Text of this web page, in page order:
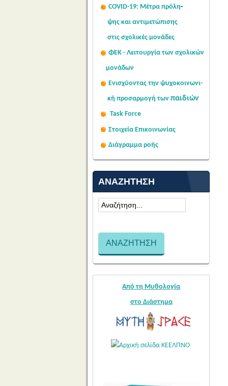
υπογεγραμμένο το με αριθμό
πρωτ. 85595/2026 έγγραφο του...
Read More...
COVID-19: Μέτρα πρόλη-
ψης και αντιμετώπισης
στις σχολικές μονάδες
ΦΕΚ - Λειτουργία των σχολικών
μονάδων
Ενισχύοντας την ψυχοκοινωνι-
κή προσαρμογή των παιδιών
Task Force
Στοιχεία Επικοινωνίας
Διάγραμμα ροής
ΑΝΑΖΉΤΗΣΗ
Από τη Μυθολογία
στο Διάστημα